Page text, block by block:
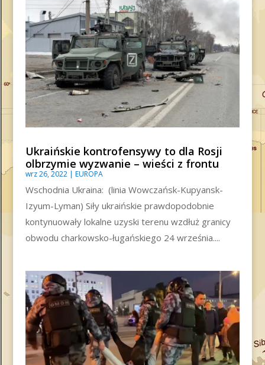
Ukraińskie kontrofensywy to dla Rosji
olbrzymie wyzwanie – wieści z frontu
wrz 26, 2022| EUROPA
Wschodnia Ukraina: (linia Wowczańsk-Kupyansk-
Izyum-Lyman) Siły ukraińskie prawdopodobnie
kontynuowały lokalne uzyski terenu wzdłuż granicy
obwodu charkowsko-ługańskiego 24 września....